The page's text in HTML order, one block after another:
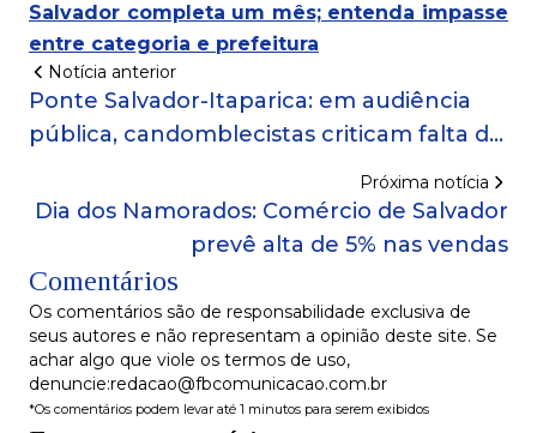
Salvador completa um mês; entenda impasse
entre categoria e prefeitura
Notícia anterior
Ponte Salvador-Itaparica: em audiência
pública, candomblecistas criticam falta de
diálogo do Governo e pedem respeito ao
Sagrado; assista
Próxima notícia
Dia dos Namorados: Comércio de Salvador
prevê alta de 5% nas vendas
Comentários
Os comentários são de responsabilidade exclusiva de
seus autores e não representam a opinião deste site. Se
achar algo que viole os termos de uso,
denuncie:redacao@fbcomunicacao.com.br
*Os comentários podem levar até 1 minutos para serem exibidos